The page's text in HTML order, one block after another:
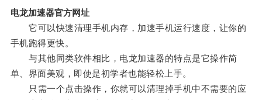
电龙加速器官方网址
它可以快速清理手机内存，加速手机运行速度，让你的
手机跑得更快。
与其他同类软件相比，电龙加速器的特点是它操作简
单、界面美观，即使是初学者也能轻松上手。
只需一个点击操作，你就可以清理掉手机中不需要的应